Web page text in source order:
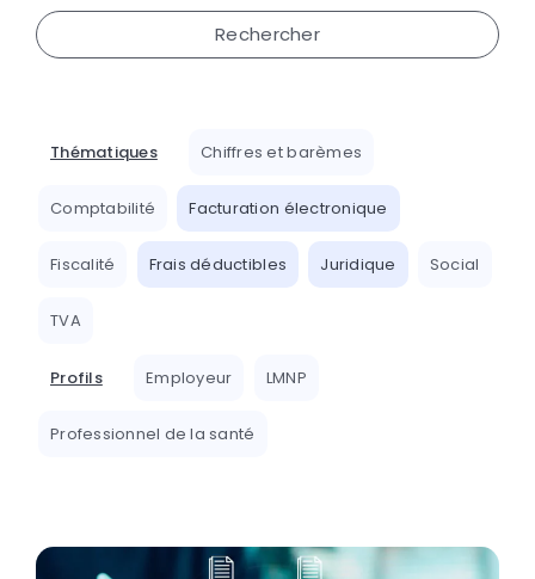
Thématiques Chiffres et barèmes
Comptabilité Facturation électronique
Fiscalité Frais déductibles Juridique Social
TVA
Profils Employeur LMNP
Professionnel de la santé